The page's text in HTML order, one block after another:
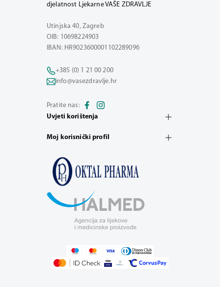
djelatnost Ljekarne VAŠE ZDRAVLJE
Utinjska 40, Zagreb
OIB: 10698224903
IBAN: HR9023600001102289096
+385 (0) 1 21 00 200
info@vasezdravlje.hr
Pratite nas:
Uvjeti korištenja
Moj korisnički profil